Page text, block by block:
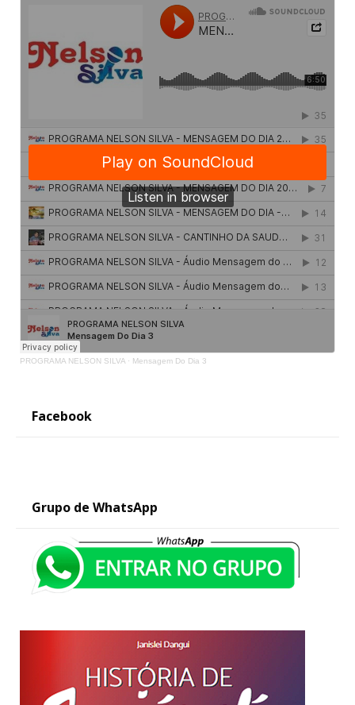
PROGRAMA NELSON SILVA · Mensagem Do Dia 3
Facebook
Grupo de WhatsApp